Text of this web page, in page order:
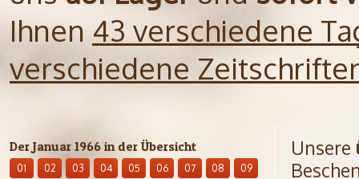
Ihnen 43 verschiedene
verschiedene
Der Januar 1966 in der Übersicht
01 02 03 04 05 06 07 08
09
Unsere